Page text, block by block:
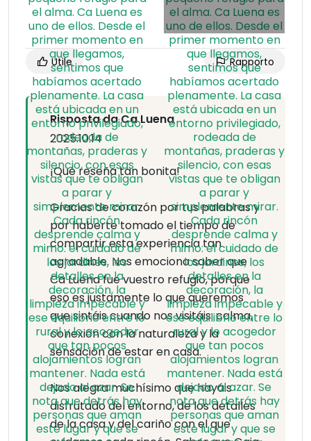
puedo agradecer lo suficiente lo bien que fue
acogida. En Ca Luena entienden que los
animales son parte de la familia, y eso se nota
en los gestos y en la naturalidad con la que nos
trataron. Gaia estuvo feliz, correteando por los
alrededores, explorando cada rincón y
disfrutando del campo tanto o más que
nosotros. Da gusto encontrar lugares donde se
respete a los animales, donde no hay “peros” ni
miradas raras, sino comprensión, cariño y
normalidad.
Los alrededores ofrecen infinidad de planes:
rutas preciosas por el Parque Natural de las
Ubiñas-La Mesa, pueblos llenos de historia, y
esa mezcla de montaña, bosque y agua que
hace de Quirós un auténtico paraíso. Desde la
casa se pueden hacer pequeños paseos o
excursiones más largas, y todo está tan bien
señalizado que resulta fácil disfrutar sin prisas.
Al final, lo que te llevas de Ca Luena va mucho
más allá del descanso o del paisaje: es la
sensación de haber estado en un sitio cuidado
Utile Rapporto
Risposta da Ca Luena
2025.10.14
¡Qué reseña tan bonita!
Gracias de corazón por tus palabras y
por haberte tomado el tiempo de
compartir esta experiencia tan
agradable. Nos emociona saber que
Ca Luena fue vuestro refugio, porque
eso es justamente lo que queremos
que sintáis cuando nos visitáis: calma,
conexión con la naturaleza y la
sensación de estar en casa.
Nos alegra muchísimo que hayáis
disfrutado del entorno, de los detalles
de la casa y del cariño con el que